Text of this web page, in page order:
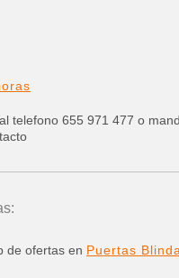
telefono 655 971 477 o
de ofertas en Puertas